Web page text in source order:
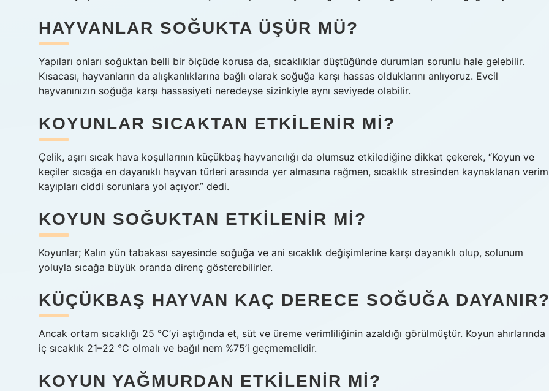
HAYVANLAR SOĞUKTA ÜŞÜR MÜ?
Yapıları onları soğuktan belli bir ölçüde korusa da, sıcaklıklar düştüğünde durumları sorunlu hale gelebilir.
Kısacası, hayvanların da alışkanlıklarına bağlı olarak soğuğa karşı hassas olduklarını anlıyoruz. Evcil
hayvanınızın soğuğa karşı hassasiyeti neredeyse sizinkiyle aynı seviyede olabilir.
KOYUNLAR SICAKTAN ETKILENIR MI?
Çelik, aşırı sıcak hava koşullarının küçükbaş hayvancılığı da olumsuz etkilediğine dikkat çekerek, “Koyun ve
keçiler sıcağa en dayanıklı hayvan türleri arasında yer almasına rağmen, sıcaklık stresinden kaynaklanan verim
kayıpları ciddi sorunlara yol açıyor.” dedi.
KOYUN SOĞUKTAN ETKILENIR MI?
Koyunlar; Kalın yün tabakası sayesinde soğuğa ve ani sıcaklık değişimlerine karşı dayanıklı olup, solunum
yoluyla sıcağa büyük oranda direnç gösterebilirler.
KÜÇÜKBAŞ HAYVAN KAÇ DERECE SOĞUĞA
Ancak ortam sıcaklığı 25 °C’yi aştığında et, süt ve üreme verimliliğinin azaldığı görülmüştür. Koyun ahırlarında
iç sıcaklık 21–22 °C olmalı ve bağıl nem %75’i geçmemelidir.
KOYUN YAĞMURDAN ETKILENIR MI?